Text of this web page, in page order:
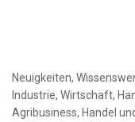
Neuigkeiten,
Industrie, Wirtschaft,
Agribusiness, Handel